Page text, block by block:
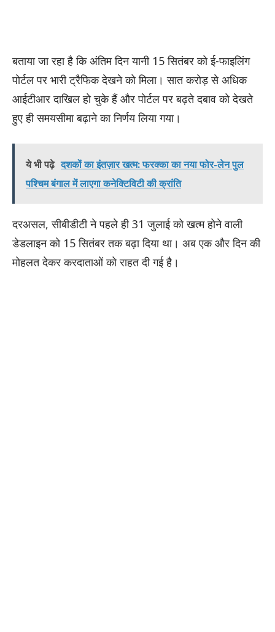
बताया जा रहा है कि अंतिम दिन यानी 15 सितंबर को ई-फाइलिंग
पोर्टल पर भारी ट्रैफिक देखने को मिला। सात करोड़ से अधिक
आईटीआर दाखिल हो चुके हैं और पोर्टल पर बढ़ते दबाव को देखते
हुए ही समयसीमा बढ़ाने का निर्णय लिया गया।
ये भी पढ़े दशकों का इंतज़ार खत्म: फरक्का का नया फोर-लेन पुल
पश्चिम बंगाल में लाएगा कनेक्टिविटी की क्रांति
दरअसल, सीबीडीटी ने पहले ही 31 जुलाई को खत्म होने वाली
डेडलाइन को 15 सितंबर तक बढ़ा दिया था। अब एक और दिन की
मोहलत देकर करदाताओं को राहत दी गई है।